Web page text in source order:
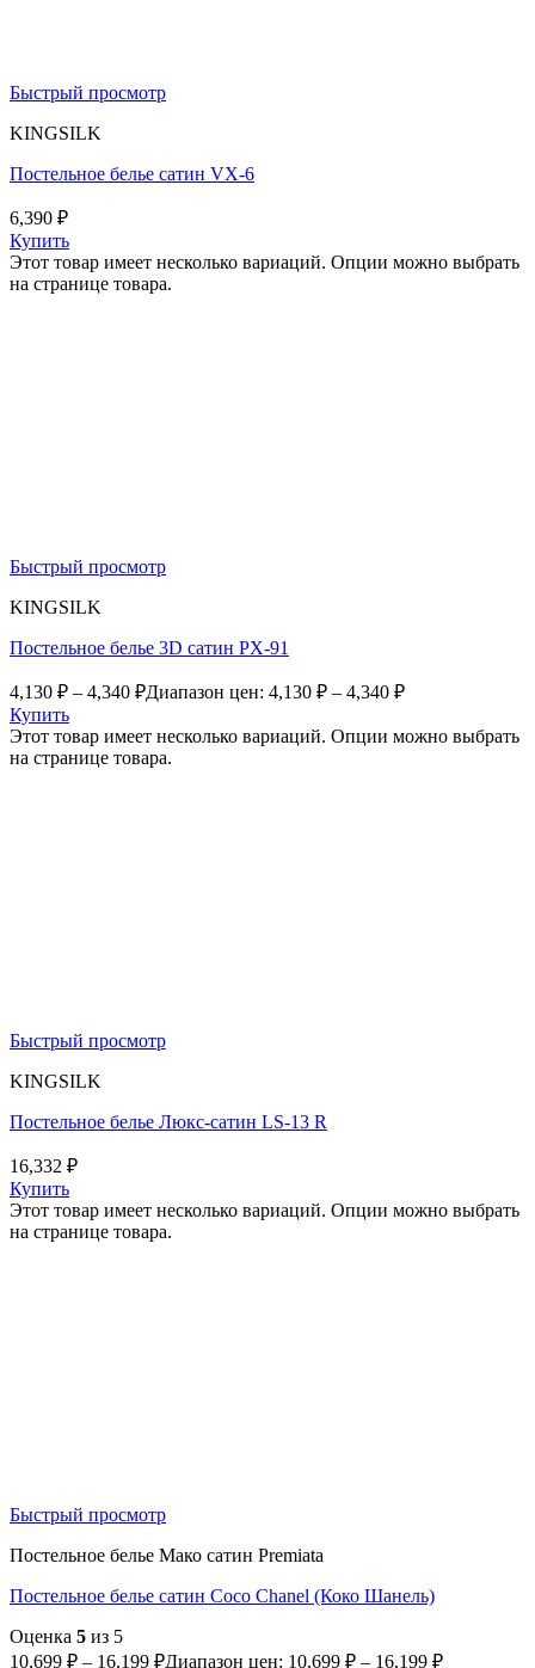
Быстрый просмотр
KINGSILK
Постельное белье сатин VX-6
6,390 ₽
Купить
Этот товар имеет несколько вариаций. Опции можно выбрать
на странице товара.
Быстрый просмотр
KINGSILK
Постельное белье 3D сатин PX-91
4,130 ₽ – 4,340 ₽Диапазон цен: 4,130 ₽ – 4,340 ₽
Купить
Этот товар имеет несколько вариаций. Опции можно выбрать
на странице товара.
Быстрый просмотр
KINGSILK
Постельное белье Люкс-сатин LS-13 R
16,332 ₽
Купить
Этот товар имеет несколько вариаций. Опции можно выбрать
на странице товара.
Быстрый просмотр
Постельное белье Мако сатин Premiata
Постельное белье сатин Coco Chanel (Коко Шанель)
Оценка 5 из 5
10,699 ₽ – 16,199 ₽Диапазон цен: 10,699 ₽ – 16,199 ₽